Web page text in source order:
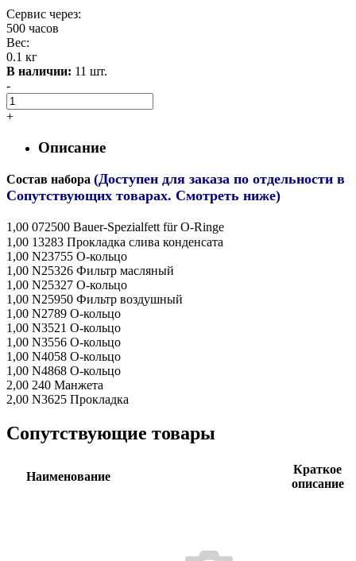
Сервис через:
500 часов
Вес:
0.1 кг
В наличии: 11 шт.
-
+
Описание
Состав набора (Доступен для заказа по отдельности в
Сопутствующих товарах. Смотреть ниже)
1,00 072500 Bauer-Spezialfett für O-Ringe
1,00 13283 Прокладка слива конденсата
1,00 N23755 О-кольцо
1,00 N25326 Фильтр масляный
1,00 N25327 О-кольцо
1,00 N25950 Фильтр воздушный
1,00 N2789 О-кольцо
1,00 N3521 О-кольцо
1,00 N3556 О-кольцо
1,00 N4058 О-кольцо
1,00 N4868 О-кольцо
2,00 240 Манжета
2,00 N3625 Прокладка
Сопутствующие товары
Наименование
Краткое
описание